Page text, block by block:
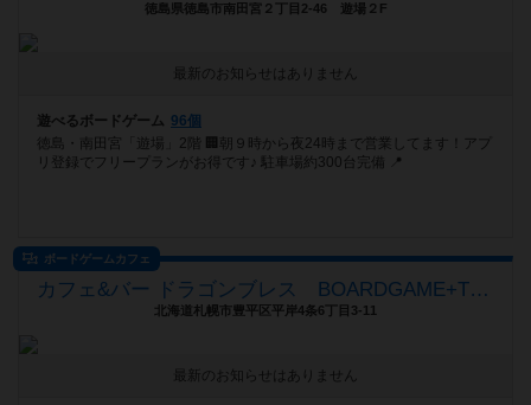
徳島県徳島市南田宮２丁目2-46 遊場２F
最新のお知らせはありません
遊べるボードゲーム 96個
徳島・南田宮「遊場」2階 🏢朝９時から夜24時まで営業してます！アプ
リ登録でフリープランがお得です♪ 駐車場約300台完備 📍
ボードゲームカフェ
カフェ&バー ドラゴンブレス BOARDGAME+TRPG
北海道札幌市豊平区平岸4条6丁目3-11
最新のお知らせはありません